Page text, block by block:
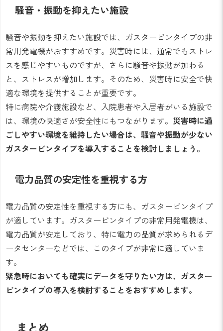
騒音・振動を抑えたい施設
騒音や振動を抑えたい施設では、ガスタービンタイプの非
常用発電機がおすすめです。災害時には、通常でもストレ
スを感じやすいものですが、さらに騒音や振動が加わる
と、ストレスが増加します。そのため、災害時に安全で快
適な環境を提供することが重要です。
特に病院や介護施設など、入院患者や入居者がいる施設で
は、環境の快適さが安全性にもつながります。 災害時に過
ごしやすい環境を維持したい場合は、騒音や振動が少ない
ガスタービンタイプを導入することを検討しましょう。
電力品質の安定性を重視する方
電力品質の安定性を重視する方にも、ガスタービンタイプ
が適しています。ガスタービンタイプの非常用発電機は、
電力品質が安定しており、特に電力の品質が求められるデ
ータセンターなどでは、このタイプが非常に適していま
す。
緊急時においても確実にデータを守りたい方は、ガスター
ビンタイプの導入を検討することをおすすめします。
まとめ